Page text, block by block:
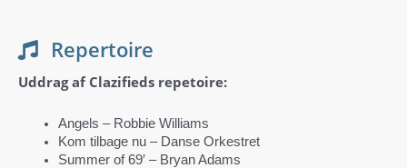
Repertoire
Uddrag af Clazifieds repetoire:
Angels – Robbie Williams
Kom tilbage nu – Danse Orkestret
Summer of 69′ – Bryan Adams